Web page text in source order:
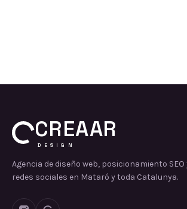
CREAAR
DESIGN
Agencia de diseño web, posicionamiento SEO
redes sociales en Mataró y toda Catalunya.